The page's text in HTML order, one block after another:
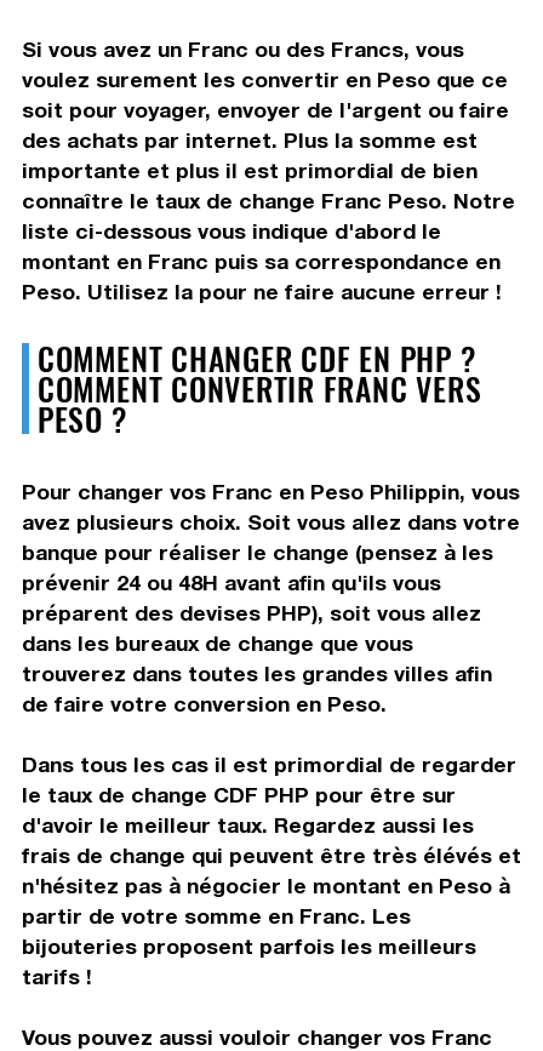
Si vous avez un Franc ou des Francs, vous
voulez surement les convertir en Peso que ce
soit pour voyager, envoyer de l'argent ou faire
des achats par internet. Plus la somme est
importante et plus il est primordial de bien
connaître le taux de change Franc Peso. Notre
liste ci-dessous vous indique d'abord le
montant en Franc puis sa correspondance en
Peso. Utilisez la pour ne faire aucune erreur !
COMMENT CHANGER CDF EN PHP ?
COMMENT CONVERTIR FRANC VERS
PESO ?
Pour changer vos Franc en Peso Philippin, vous
avez plusieurs choix. Soit vous allez dans votre
banque pour réaliser le change (pensez à les
prévenir 24 ou 48H avant afin qu'ils vous
préparent des devises PHP), soit vous allez
dans les bureaux de change que vous
trouverez dans toutes les grandes villes afin
de faire votre conversion en Peso.
Dans tous les cas il est primordial de regarder
le taux de change CDF PHP pour être sur
d'avoir le meilleur taux. Regardez aussi les
frais de change qui peuvent être très élévés et
n'hésitez pas à négocier le montant en Peso à
partir de votre somme en Franc. Les
bijouteries proposent parfois les meilleurs
tarifs !
Vous pouvez aussi vouloir changer vos Franc